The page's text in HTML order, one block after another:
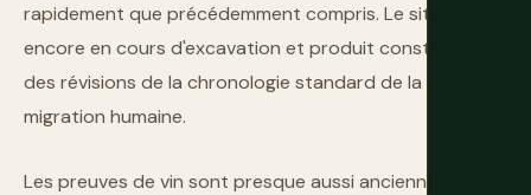
rapidement que précédemment compris. Le site est
encore en cours d'excavation et produit constamment
des révisions de la chronologie standard de la
migration humaine.
Les preuves de vin sont presque aussi anciennes. Les